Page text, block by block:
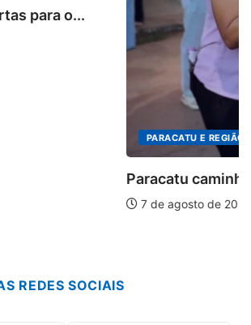
pelos 20 anos da Lei...
REDES SOCIAIS